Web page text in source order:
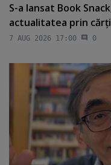
S-a lansat Book
actualitatea prin
7 AUG 2026 17:00 0